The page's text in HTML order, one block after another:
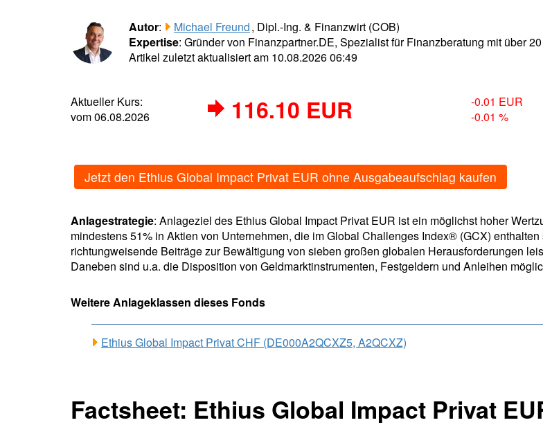
Autor: Michael Freund, Dipl.-Ing. & Finanzwirt (COB)
Expertise: Gründer von Finanzpartner.DE, Spezialist für Finanzberatung mit über
Artikel zuletzt aktualisiert am 10.08.2026 06:49
Aktueller Kurs:
vom 06.08.2026
116.10 EUR
-0.01 EUR
-0.01 %
Jetzt den Ethius Global Impact Privat EUR ohne Ausgabeaufschlag kaufen
Anlagestrategie: Anlageziel des Ethius Global Impact Privat EUR ist ein möglichst hoher
mindestens 51% in Aktien von Unternehmen, die im Global Challenges Index® (GCX)
richtungweisende Beiträge zur Bewältigung von sieben großen globalen Herausforderungen
Daneben sind u.a. die Disposition von Geldmarktinstrumenten, Festgeldern und Anleihen
Weitere Anlageklassen dieses Fonds
Ethius Global Impact Privat CHF (DE000A2QCXZ5, A2QCXZ)
Factsheet: Ethius Global Impact Privat